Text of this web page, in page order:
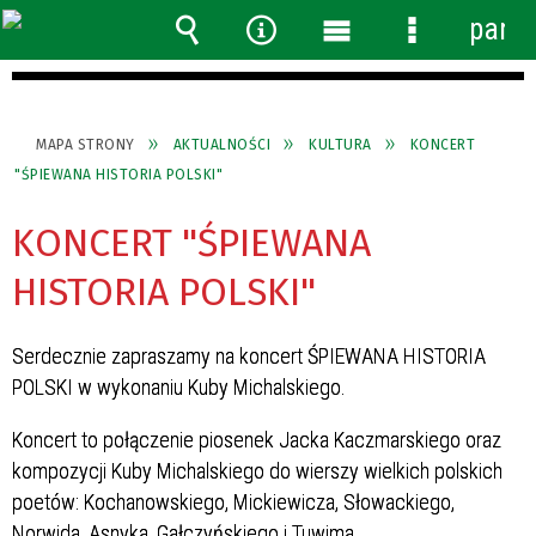
MAPA STRONY AKTUALNOŚCI KULTURA
KONCERT
"ŚPIEWANA HISTORIA POLSKI"
KONCERT "ŚPIEWANA
HISTORIA POLSKI"
Serdecznie zapraszamy na koncert ŚPIEWANA HISTORIA
POLSKI w wykonaniu Kuby Michalskiego.
Koncert to połączenie piosenek Jacka Kaczmarskiego oraz
kompozycji Kuby Michalskiego do wierszy wielkich polskich
poetów: Kochanowskiego, Mickiewicza, Słowackiego,
Wyszukiwarka
Narzędzia
Menu Menu
panel